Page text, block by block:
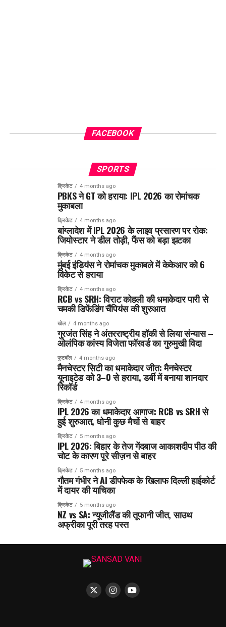
FACEBOOK
SPORTS
क्रिकेट 4 months ago
PBKS ने GT को हराया: IPL 2026 का रोमांचक
मुकाबला
क्रिकेट 4 months ago
बांग्लादेश में IPL 2026 के लाइव प्रसारण पर रोक:
जियोस्टार ने डील तोड़ी, फैंस को बड़ा झटका
क्रिकेट 4 months ago
मुंबई इंडियंस ने रोमांचक मुकाबले में केकेआर को 6
विकेट से हराया
क्रिकेट 4 months ago
RCB vs SRH: विराट कोहली की धमाकेदार पारी से
चमकी डिफेंडिंग चैंपियंस की शुरुआत
खेल 4 months ago
गुरजंत सिंह ने अंतरराष्ट्रीय हॉकी से लिया संन्यास –
ओलंपिक कांस्य विजेता फॉरवर्ड का गुरुमुखी विदा
फुटबॉल 4 months ago
मैनचेस्टर सिटी का धमाकेदार जीत: मैनचेस्टर
यूनाइटेड को 3–0 से हराया, डर्बी में बनाया शानदार
रिकॉर्ड
क्रिकेट 4 months ago
IPL 2026 का धमाकेदार आगाज: RCB vs SRH से
हुई शुरुआत, धोनी कुछ मैचों से बाहर
क्रिकेट 5 months ago
IPL 2026: बिहार के तेज गेंदबाज आकाशदीप पीठ की
चोट के कारण पूरे सीज़न से बाहर
क्रिकेट 5 months ago
गौतम गंभीर ने AI डीपफेक के खिलाफ दिल्ली हाईकोर्ट
में दायर की याचिका
क्रिकेट 5 months ago
NZ vs SA: न्यूजीलैंड की तूफानी जीत, साउथ
अफ्रीका पूरी तरह पस्त